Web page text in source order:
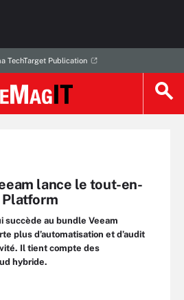
TechTarget Publication
lance le tout-en-
Platform
succède au bundle Veeam
plus d’automatisation et d’audit
Il tient compte des
hybride.